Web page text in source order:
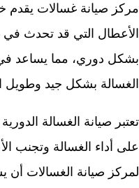
مركز صيانة غسالات يقدم
الأعطال التي قد تحدث
بشكل دوري، مما يساعد
الغسالة بشكل جيد وطويل
تعتبر صيانة الغسالة
على أداء الغسالة وتجنب
لمركز صيانة الغسالات